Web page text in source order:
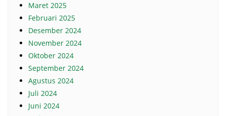
Maret 2025
Februari 2025
Desember 2024
November 2024
Oktober 2024
September 2024
Agustus 2024
Juli 2024
Juni 2024